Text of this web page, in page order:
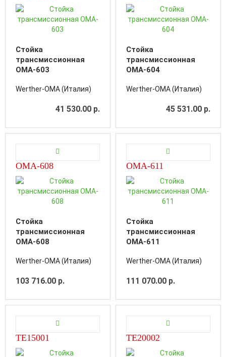
Стойка
трансмиссионная
OMA-603
Werther-OMA (Италия)
41 530.00 р.
Стойка
трансмиссионная
OMA-604
Werther-OMA (Италия)
45 531.00 р.
OMA-608
Стойка
трансмиссионная
OMA-608
Werther-OMA (Италия)
103 716.00 р.
OMA-611
Стойка
трансмиссионная
OMA-611
Werther-OMA (Италия)
111 070.00 р.
TE15001 TE20002